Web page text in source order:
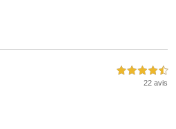
4,5 étoiles sur 5
22 avis